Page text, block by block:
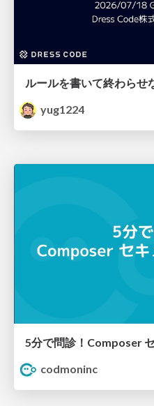
yug1224
5分で問診！Composer
codmoninc